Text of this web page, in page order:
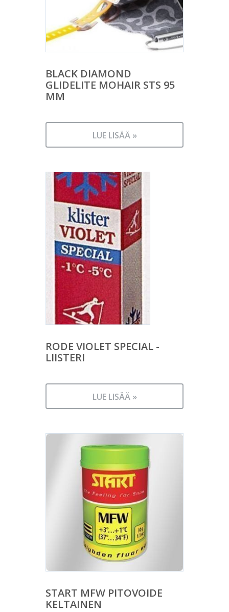
BLACK DIAMOND
GLIDELITE MOHAIR STS 95
MM
LUE LISÄÄ »
RODE VIOLET SPECIAL -
LIISTERI
LUE LISÄÄ »
START MFW PITOVOIDE
KELTAINEN